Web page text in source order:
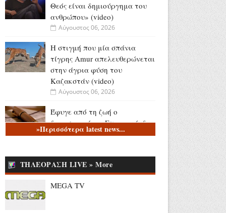
Θεός είναι δημιούργημα του
ανθρώπου» (video)
Αύγουστος 06, 2026
Η στιγμή που μία σπάνια
τίγρης Amur απελευθερώνεται
στην άγρια φύση του
Καζακστάν (video)
Αύγουστος 06, 2026
Έφυγε από τη ζωή ο
δημοσιογράφος Επαμεινώνδας
Μανωλίτσης
Η επίσκεψη του Μητσοτάκη
στην ΑΑΔΕ - Η ενεργοποίηση
της νέας εφαρμογής υποβολής
»Περισσότερα latest news...
ΤΗΛΕΟΡΑΣΗ LIVE » More
MEGA TV